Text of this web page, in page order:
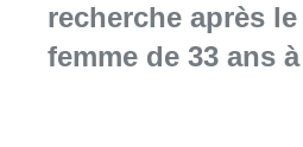
recherche après
femme de 33 ans